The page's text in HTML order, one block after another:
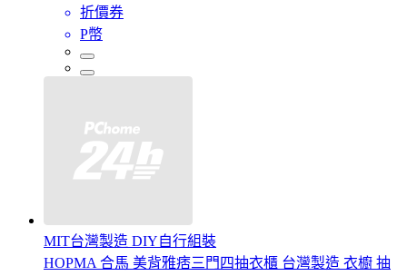
折價券
P幣
MIT台灣製造 DIY自行組裝
HOPMA 合馬 美背雅痞三門四抽衣櫃 台灣製造 衣櫥 抽